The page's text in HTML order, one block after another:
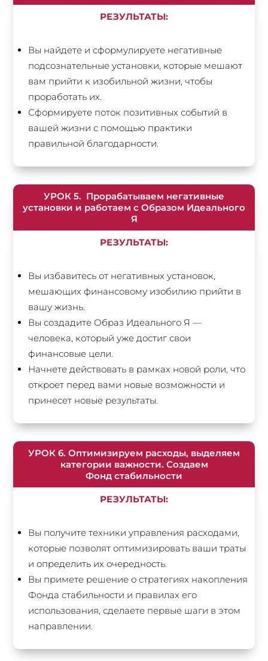
РЕЗУЛЬТАТЫ:
Вы найдете и сформулируете негативные
подсознательные установки, которые мешают
вам прийти к изобильной жизни, чтобы
проработать их.
Сформируете поток позитивных событий в
вашей жизни с помощью практики
правильной благодарности.
УРОК 5. Прорабатываем негативные
установки и работаем с Образом Идеального
Я
РЕЗУЛЬТАТЫ:
Вы избавитесь от негативных установок,
мешающих финансовому изобилию прийти в
вашу жизнь.
Вы создадите Образ Идеального Я —
человека, который уже достиг свои
финансовые цели.
Начнете действовать в рамках новой роли, что
откроет перед вами новые возможности и
принесет новые результаты.
УРОК 6. Оптимизируем расходы, выделяем
категории важности. Создаем
Фонд стабильности
РЕЗУЛЬТАТЫ:
Вы получите техники управления расходами,
которые позволят оптимизировать ваши траты
и определить их очередность.
Вы примете решение о стратегиях накопления
Фонда стабильности и правилах его
использования, сделаете первые шаги в этом
направлении.